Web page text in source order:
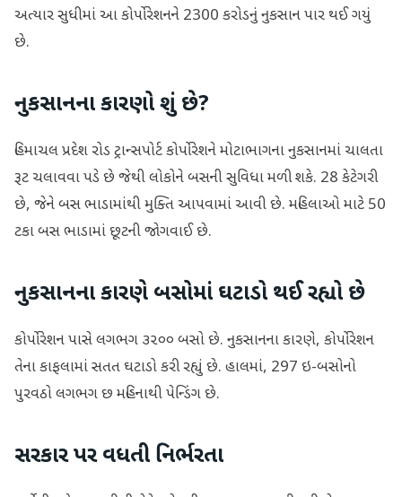
અત્યાર સુધીમાં આ કોર્પોરેશનને 2300 કરોડનું નુકસાન પાર થઈ ગયું
છે.
નુકસાનના કારણો શું છે?
હિમાચલ પ્રદેશ રોડ ટ્રાન્સપોર્ટ કોર્પોરેશને મોટાભાગના નુકસાનમાં ચાલતા
રૂટ ચલાવવા પડે છે જેથી લોકોને બસની સુવિધા મળી શકે. 28 કેટેગરી
છે, જેને બસ ભાડામાંથી મુક્તિ આપવામાં આવી છે. મહિલાઓ માટે 50
ટકા બસ ભાડામાં છૂટની જોગવાઈ છે.
નુકસાનના કારણે બસોમાં ઘટાડો થઈ રહ્યો છે
કોર્પોરેશન પાસે લગભગ ૩૨૦૦ બસો છે. નુકસાનના કારણે, કોર્પોરેશન
તેના કાફલામાં સતત ઘટાડો કરી રહ્યું છે. હાલમાં, 297 ઇ-બસોનો
પુરવઠો લગભગ છ મહિનાથી પેન્ડિંગ છે.
સરકાર પર વધતી નિર્ભરતા